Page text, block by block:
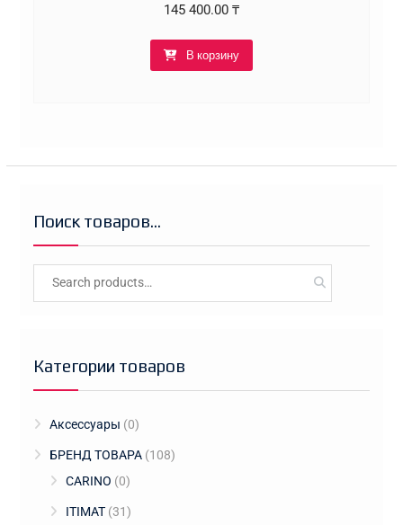
145 400.00 ₸
В корзину
Поиск товаров…
Категории товаров
Аксессуары (0)
БРЕНД ТОВАРА (108)
CARINO (0)
ITIMAT (31)